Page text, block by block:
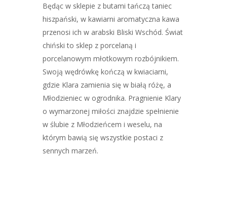
Będąc w sklepie z butami tańczą taniec
hiszpański, w kawiarni aromatyczna kawa
przenosi ich w arabski Bliski Wschód. Świat
chiński to sklep z porcelaną i
porcelanowym młotkowym rozbójnikiem.
Swoją wędrówkę kończą w kwiaciarni,
gdzie Klara zamienia się w białą różę, a
Młodzieniec w ogrodnika. Pragnienie Klary
o wymarzonej miłości znajdzie spełnienie
w ślubie z Młodzieńcem i weselu, na
którym bawią się wszystkie postaci z
sennych marzeń.